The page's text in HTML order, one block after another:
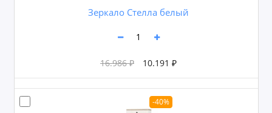
Зеркало Стелла белый
16.986 ₽ 10.191 ₽
-40%